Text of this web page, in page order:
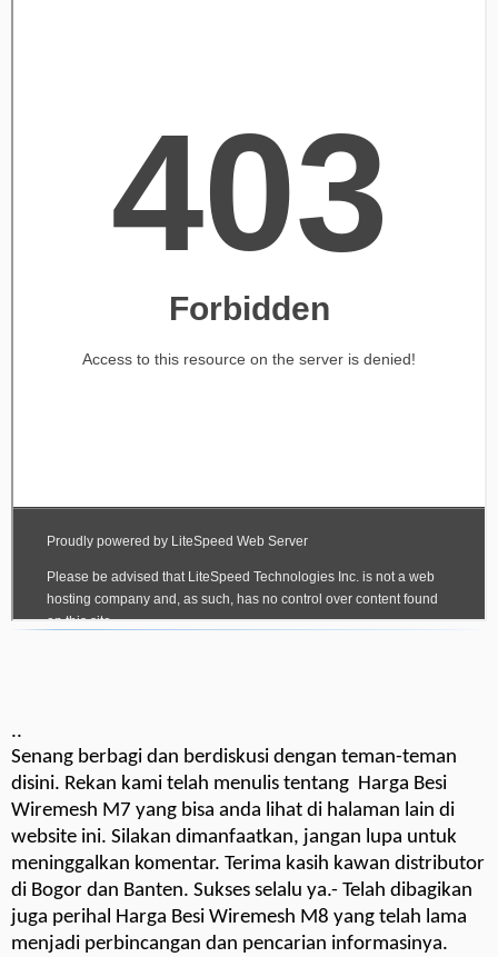
..
Senang berbagi dan berdiskusi dengan teman-teman
disini. Rekan kami telah menulis tentang Harga Besi
Wiremesh M7 yang bisa anda lihat di halaman lain di
website ini. Silakan dimanfaatkan, jangan lupa untuk
meninggalkan komentar. Terima kasih kawan distributor
di Bogor dan Banten. Sukses selalu ya.- Telah dibagikan
juga perihal Harga Besi Wiremesh M8 yang telah lama
menjadi perbincangan dan pencarian informasinya.